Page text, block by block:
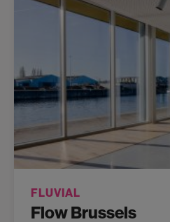
FLUVIAL
Flow Brussels